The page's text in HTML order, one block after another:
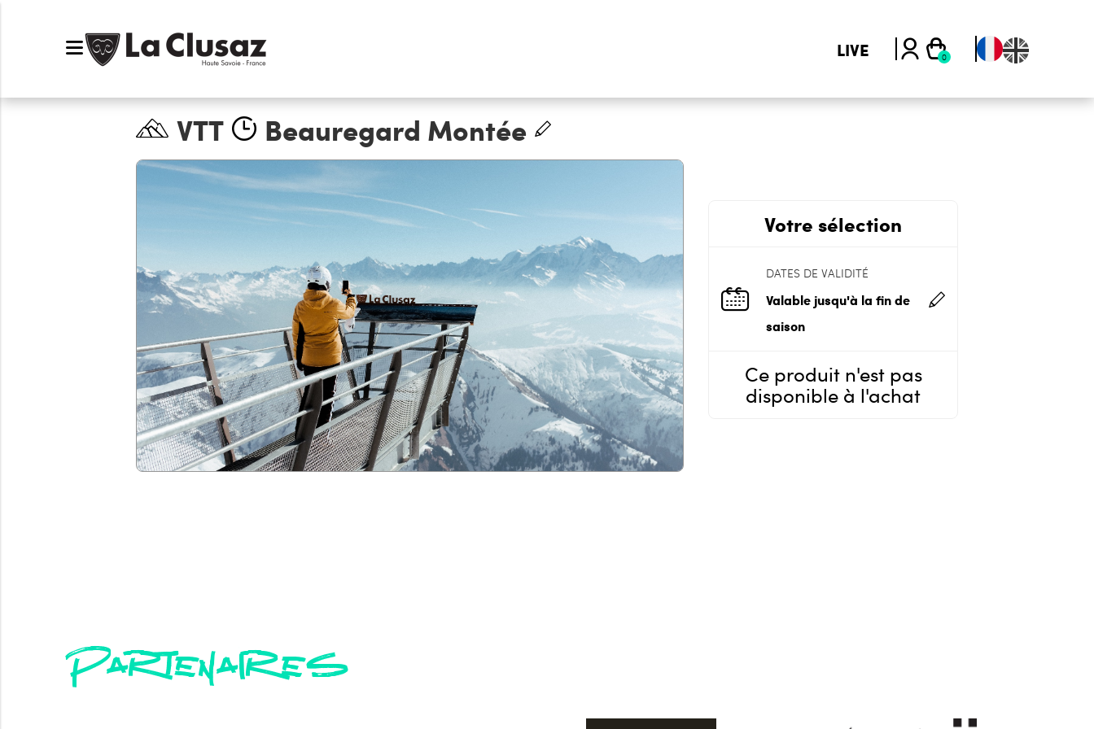
LIVE
VTT Beauregard Montée
Votre sélection
DATES DE VALIDITÉ
Valable jusqu'à la fin de
saison
Ce produit n'est pas
disponible à l'achat
Partenaires